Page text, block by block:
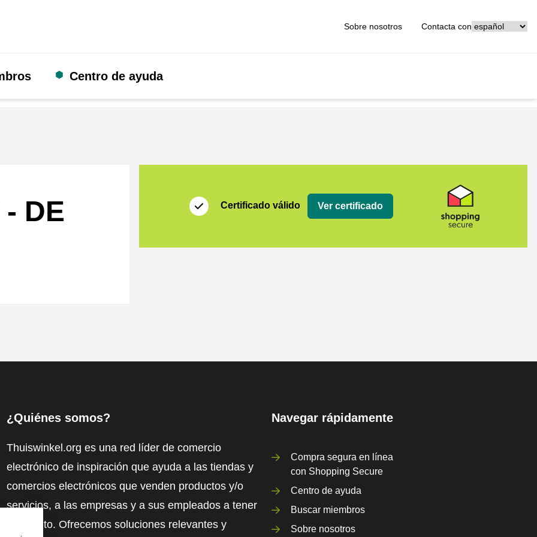
Sobre nosotros Contacta con
Centro de ayuda
DE Certificado válido Ver certificado
¿Quiénes somos?
Thuiswinkel.org es una red líder de comercio
electrónico de inspiración que ayuda a las tiendas y
comercios electrónicos que venden productos y/o
servicios, a las empresas y a sus empleados a tener
más éxito. Ofrecemos soluciones relevantes y
Navegar rápidamente
Compra segura en línea
con Shopping Secure
Centro de ayuda
Buscar miembros
Sobre nosotros